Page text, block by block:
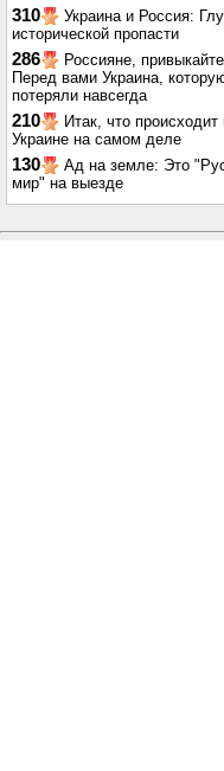
310
Украина и Россия:
исторической пропасти
286
Россияне,
Перед вами Украина,
потеряли навсегда
210
Итак, что происходит
Украине на самом деле
130
Ад на земле: Это
мир" на выезде